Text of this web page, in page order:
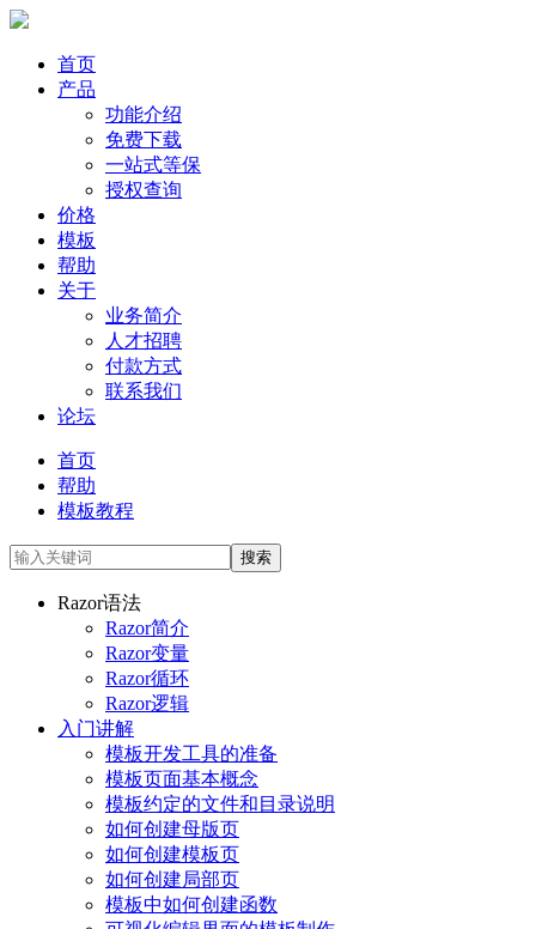
首页
产品
功能介绍
免费下载
一站式等保
授权查询
价格
模板
帮助
关于
业务简介
人才招聘
付款方式
联系我们
论坛
首页
帮助
模板教程
Razor语法
Razor简介
Razor变量
Razor循环
Razor逻辑
入门讲解
模板开发工具的准备
模板页面基本概念
模板约定的文件和目录说明
如何创建母版页
如何创建模板页
如何创建局部页
模板中如何创建函数